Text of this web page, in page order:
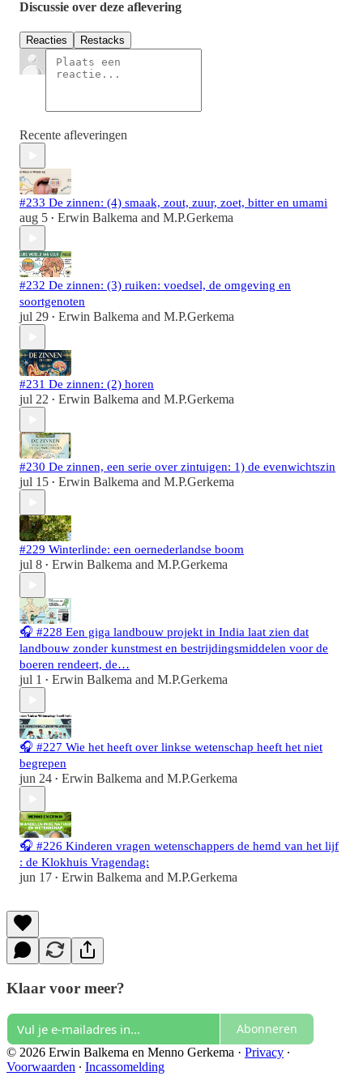
Discussie over deze aflevering
Reacties Restacks
Recente afleveringen
#233 De zinnen: (4) smaak, zout, zuur, zoet, bitter en umami
aug 5 • Erwin Balkema and M.P.Gerkema
#232 De zinnen: (3) ruiken: voedsel, de omgeving en
soortgenoten
jul 29 • Erwin Balkema and M.P.Gerkema
#231 De zinnen: (2) horen
jul 22 • Erwin Balkema and M.P.Gerkema
#230 De zinnen, een serie over zintuigen: 1) de evenwichtszin
jul 15 • Erwin Balkema and M.P.Gerkema
#229 Winterlinde: een oernederlandse boom
jul 8 • Erwin Balkema and M.P.Gerkema
🎧 #228 Een giga landbouw projekt in India laat zien dat
landbouw zonder kunstmest en bestrijdingsmiddelen voor de
boeren rendeert, de…
jul 1 • Erwin Balkema and M.P.Gerkema
🎧 #227 Wie het heeft over linkse wetenschap heeft het niet
begrepen
jun 24 • Erwin Balkema and M.P.Gerkema
🎧 #226 Kinderen vragen wetenschappers de hemd van het lijf
: de Klokhuis Vragendag:
jun 17 • Erwin Balkema and M.P.Gerkema
Klaar voor meer?
Abonneren
© 2026 Erwin Balkema en Menno Gerkema · Privacy ∙
Voorwaarden ∙ Incassomelding